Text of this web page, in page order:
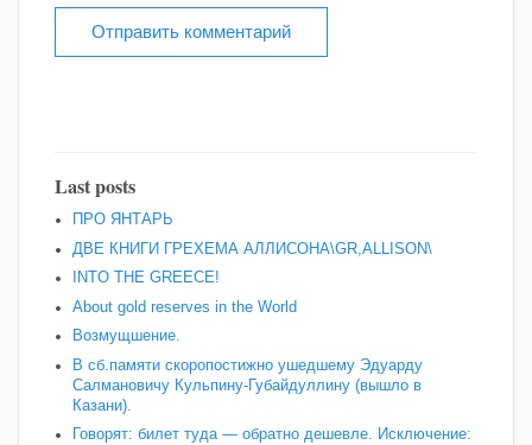
Last posts
ПРО ЯНТАРЬ
ДВЕ КНИГИ ГРЕХЕМА АЛЛИСОНА\GR,ALLISON\
INTO THE GREECE!
About gold reserves in the World
Возмущшение.
В сб.памяти скоропостижно ушедшему Эдуарду
Салмановичу Кульпину-Губайдуллину (вышло в
Казани).
Говорят: билет туда — обратно дешевле. Исключение: